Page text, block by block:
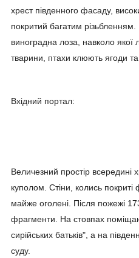
хрест південного фасаду,
покритий багатим
виноградна лоза, навколо якої
тварини, птахи клюють ягоди та
Вхідний портал:
Величезний простір всередині
куполом. Стіни, колись
майже оголені. Після пожежі
фрагменти. На стовпах
сирійських батьків", а на
суду.